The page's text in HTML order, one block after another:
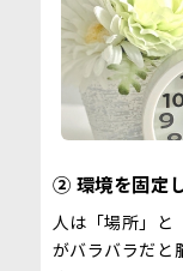
② 環境を固定
人は「場所」と
がバラバラだと